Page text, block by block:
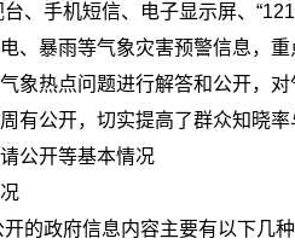
、手机短信、电子显示屏、
、暴雨等气象灾害预警信息，
象热点问题进行解答和公开，
有公开，切实提高了群众知晓率
公开等基本情况
的政府信息内容主要有以下几